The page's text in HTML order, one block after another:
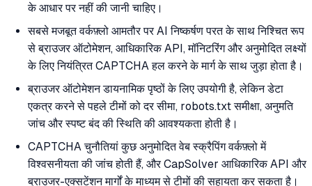
के आधार पर नहीं की जानी चाहिए।
सबसे मजबूत वर्कफ़्लो आमतौर पर AI निष्कर्षण परत के साथ निश्चित रूप
से ब्राउजर ऑटोमेशन, आधिकारिक API, मॉनिटरिंग और अनुमोदित लक्ष्यों
के लिए नियंत्रित CAPTCHA हल करने के मार्ग के साथ जुड़ा होता है।
ब्राउजर ऑटोमेशन डायनामिक पृष्ठों के लिए उपयोगी है, लेकिन डेटा
एकत्र करने से पहले टीमों को दर सीमा, robots.txt समीक्षा, अनुमति
जांच और स्पष्ट बंद की स्थिति की आवश्यकता होती है।
CAPTCHA चुनौतियां कुछ अनुमोदित वेब स्क्रैपिंग वर्कफ़्लो में
विश्वसनीयता की जांच होती हैं, और CapSolver आधिकारिक API और
ब्राउजर-एक्सटेंशन मार्गों के माध्यम से टीमों की सहायता कर सकता है।